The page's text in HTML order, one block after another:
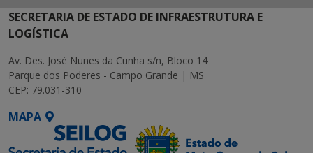
SECRETARIA DE ESTADO DE INFRAESTRUTURA E
LOGÍSTICA
Av. Des. José Nunes da Cunha s/n, Bloco 14
Parque dos Poderes - Campo Grande | MS
CEP: 79.031-310
MAPA